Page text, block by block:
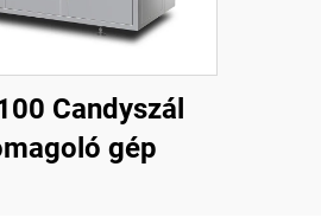
Candyszál
gép